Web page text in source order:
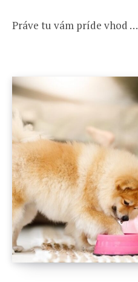
Práve tu vám príde vhod …